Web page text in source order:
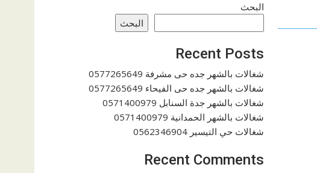
البحث
البحث
Recent Posts
شغالات بالشهر جده حى مشرفة 0577265649
شغالات بالشهر جده حى الفيحاء 0577265649
شغالات بالشهر جدة السنابل 0571400979
شغالات بالشهر الحمدانية 0571400979
شغالات حي التيسير 0562346904
Recent Comments